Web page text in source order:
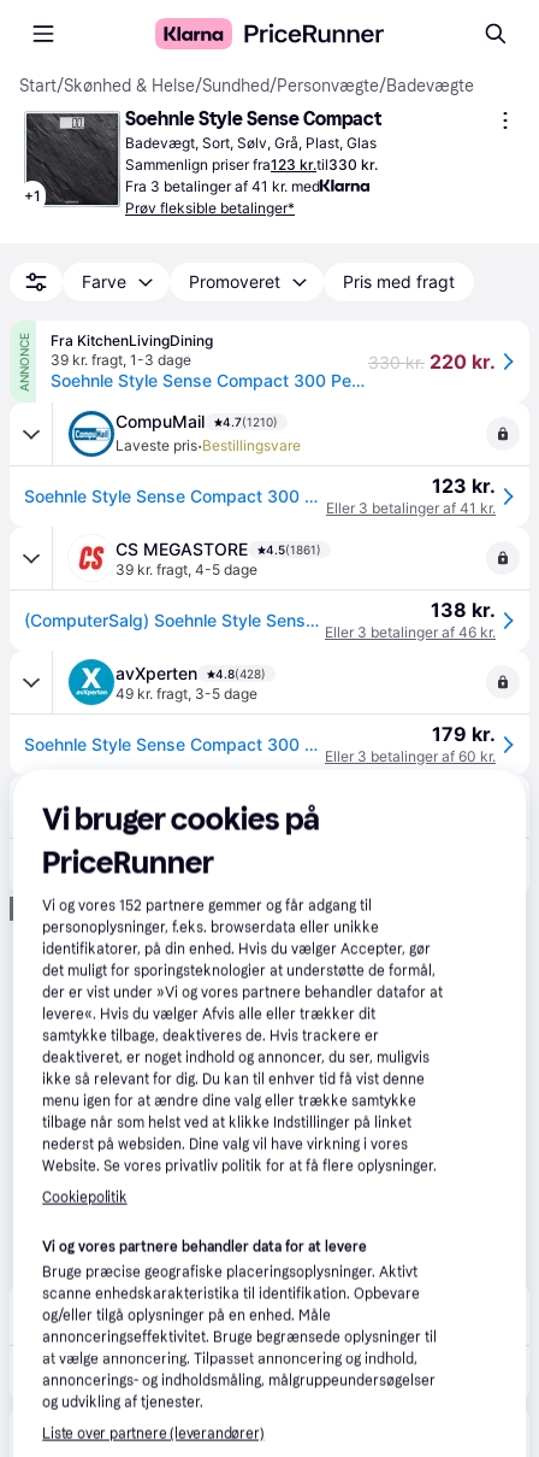
Start/Skønhed & Helse/Sundhed/Personvægte/Badevægte
+1
Soehnle Style Sense Compact
Badevægt, Sort, Sølv, Grå, Plast, Glas
Sammenlign priser fra123 kr.til330 kr.
Fra 3 betalinger af 41 kr. med
Prøv fleksible betalinger*
Farve Promoveret Pris med fragt
ANNONCE
Fra KitchenLivingDining
39 kr. fragt, 1-3 dage
Soehnle Style Sense Compact 300 Personvægt - Skifergrå - Glas
330 kr. 220 kr.
CompuMail 4.7(1210)
Laveste pris·Bestillingsvare
Soehnle Style Sense Compact 300 Badevægt Sort --> På fjernlager, levevering hos dig 20-08-2026 123 kr.
Eller 3 betalinger af 41 kr.
CS MEGASTORE 4.5(1861)
39 kr. fragt, 4-5 dage
(ComputerSalg) Soehnle Style Sense Compact 300 - Badevægte - skifer 138 kr.
Eller 3 betalinger af 46 kr.
avXperten 4.8(428)
49 kr. fragt, 3-5 dage
Soehnle Style Sense Compact 300 Badevægt - Maks 180kg - Sort 179 kr.
Eller 3 betalinger af 60 kr.
49 kr. fragt,2-5 dage
Style Sense Compact 300 Personvægt Grå
Annonce
KitchenLivingDining
39 kr. fragt,1-3 dage
Soehnle Style Sense Compact 300 Personvægt - Skifergrå - Glas 330 kr. 220 kr.
Imerco 5.0(13)
39 kr. fragt,3-6 dage
Vi bruger cookies på
PriceRunner
Vi og vores152 partnere gemmer og får adgang til
personoplysninger, f.eks. browserdata eller unikke
identifikatorer, på din enhed. Hvis du vælger Accepter, gør
det muligt for sporingsteknologier at understøtte de formål,
der er vist under »Vi og vores partnere behandler datafor at
levere«. Hvis du vælger Afvis alle eller trækker dit
samtykke tilbage, deaktiveres de. Hvis trackere er
deaktiveret, er noget indhold og annoncer, du ser, muligvis
ikke så relevant for dig. Du kan til enhver tid få vist denne
menu igen for at ændre dine valg eller trække samtykke
tilbage når som helst ved at klikke Indstillinger på linket
nederst på websiden. Dine valg vil have virkning i vores
Website. Se vores privatliv politik for at få flere oplysninger.
Cookiepolitik
Vi og vores partnere behandler data for at levere
Bruge præcise geografiske placeringsoplysninger. Aktivt
scanne enhedskarakteristika til identifikation. Opbevare
og/eller tilgå oplysninger på en enhed. Måle
annonceringseffektivitet. Bruge begrænsede oplysninger til
at vælge annoncering. Tilpasset annoncering og indhold,
annoncerings- og indholdsmåling, målgruppeundersøgelser
og udvikling af tjenester.
Liste over partnere (leverandører)